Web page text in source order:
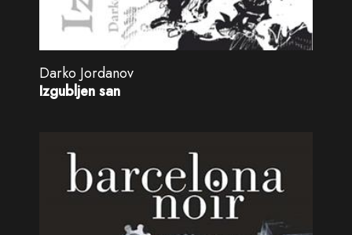
Darko Jordanov
Izgubljen san